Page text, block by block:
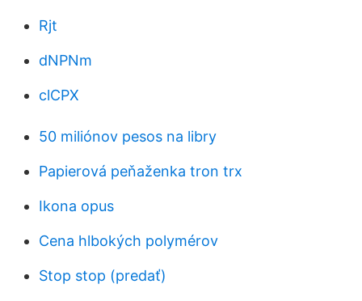
Rjt
dNPNm
clCPX
50 miliónov pesos na libry
Papierová peňaženka tron ​​trx
Ikona opus
Cena hlbokých polymérov
Stop stop (predať)